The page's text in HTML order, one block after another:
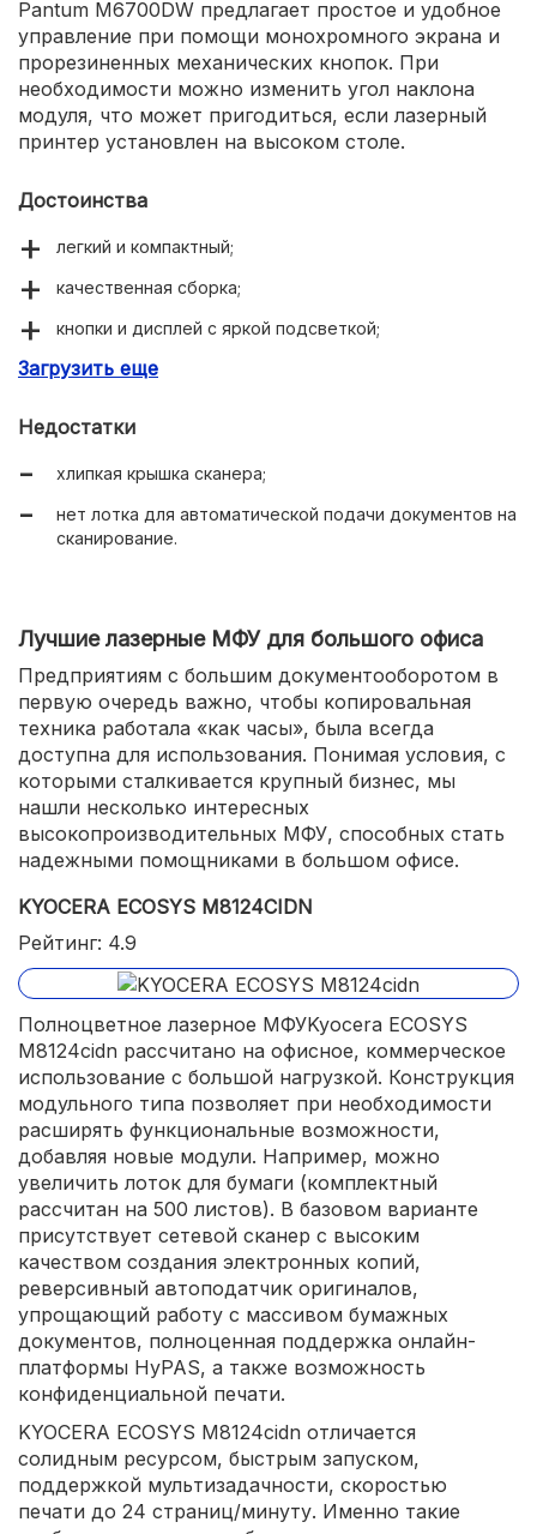
Pantum M6700DW предлагает простое и удобное
управление при помощи монохромного экрана и
прорезиненных механических кнопок. При
необходимости можно изменить угол наклона
модуля, что может пригодиться, если лазерный
принтер установлен на высоком столе.
Достоинства
легкий и компактный;
качественная сборка;
кнопки и дисплей с яркой подсветкой;
емкий лоток на 250 листов;
в том числе с увеличенным ресурсом;
простая установка ПО.
Загрузить еще
Недостатки
хлипкая крышка сканера;
нет лотка для автоматической подачи документов на
сканирование.
Лучшие лазерные МФУ для большого офиса
Предприятиям с большим документооборотом в
первую очередь важно, чтобы копировальная
техника работала «как часы», была всегда
доступна для использования. Понимая условия, с
которыми сталкивается крупный бизнес, мы
нашли несколько интересных
высокопроизводительных МФУ, способных стать
надежными помощниками в большом офисе.
KYOCERA ECOSYS M8124CIDN
Рейтинг: 4.9
Полноцветное лазерное МФУKyocera ECOSYS
M8124cidn рассчитано на офисное, коммерческое
использование с большой нагрузкой. Конструкция
модульного типа позволяет при необходимости
расширять функциональные возможности,
добавляя новые модули. Например, можно
увеличить лоток для бумаги (комплектный
рассчитан на 500 листов). В базовом варианте
присутствует сетевой сканер с высоким
качеством создания электронных копий,
реверсивный автоподатчик оригиналов,
упрощающий работу с массивом бумажных
документов, полноценная поддержка онлайн-
платформы HyPAS, а также возможность
конфиденциальной печати.
KYOCERA ECOSYS M8124cidn отличается
солидным ресурсом, быстрым запуском,
поддержкой мультизадачности, скоростью
печати до 24 страниц/минуту. Именно такие